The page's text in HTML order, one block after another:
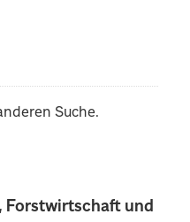
Forstwirtschaft und
Suche.